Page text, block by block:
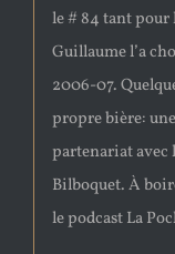
le # 84 tant pour
Guillaume l’a
2006-07.
propre bière:
partenariat avec
Bilboquet. À
le podcast La